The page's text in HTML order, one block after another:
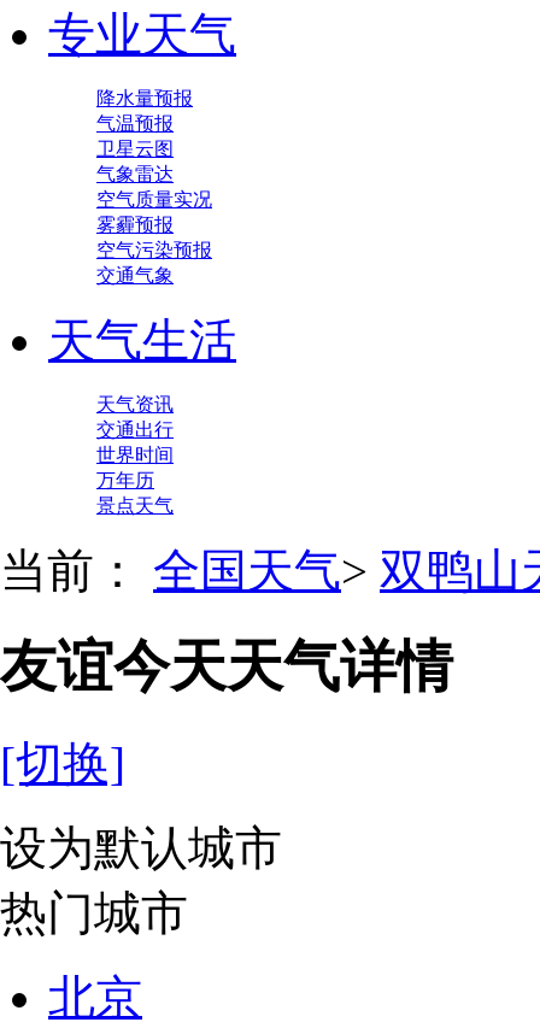
专业天气
降水量预报
气温预报
卫星云图
气象雷达
空气质量实况
雾霾预报
空气污染预报
交通气象
天气生活
天气资讯
交通出行
世界时间
万年历
景点天气
当前： 全国天气> 双鸭山
友谊今天天气详情
[切换]
设为默认城市
热门城市
北京